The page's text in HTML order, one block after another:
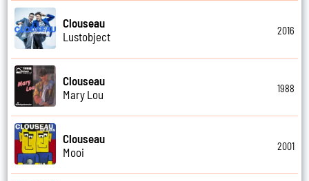
Clouseau
Lustobject
2016
Clouseau
Mary Lou
1988
Clouseau
Mooi
2001